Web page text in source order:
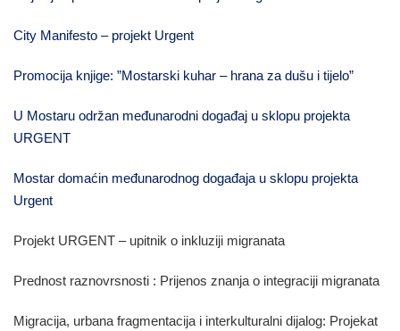
City Manifesto – projekt Urgent
Promocija knjige: ”Mostarski kuhar – hrana za dušu i tijelo”
U Mostaru održan međunarodni događaj u sklopu projekta
URGENT
Mostar domaćin međunarodnog događaja u sklopu projekta
Urgent
Projekt URGENT – upitnik o inkluziji migranata
Prednost raznovrsnosti : Prijenos znanja o integraciji migranata
Migracija, urbana fragmentacija i interkulturalni dijalog: Projekat